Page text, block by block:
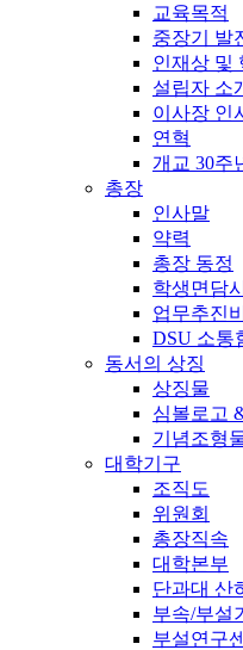
교육목적
중장기 발
인재상 및
설립자 소
이사장 인
연혁
개교 30주
총장
인사말
약력
총장 동정
학생면담
업무추진비
DSU 소통
동서의 상징
상징물
심볼로고
기념조형
대학기구
조직도
위원회
총장직속
대학본부
단과대 산
부속/부설
부설연구